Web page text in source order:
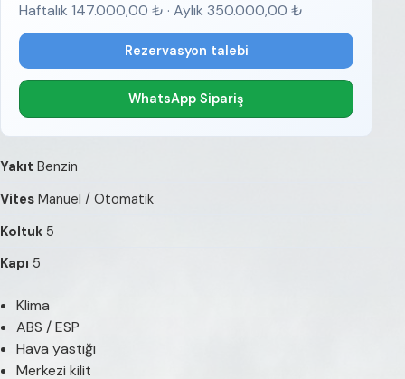
Haftalık 147.000,00 ₺ · Aylık 350.000,00 ₺
Rezervasyon talebi
WhatsApp Sipariş
Yakıt Benzin
Vites Manuel / Otomatik
Koltuk 5
Kapı 5
Klima
ABS / ESP
Hava yastığı
Merkezi kilit